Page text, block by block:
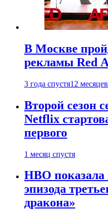
В Москве
рекламы Red
3 года спустя12
Второй сезон
Netflix
первого
1 месяц спустя
HBO показала
эпизода
дракона»